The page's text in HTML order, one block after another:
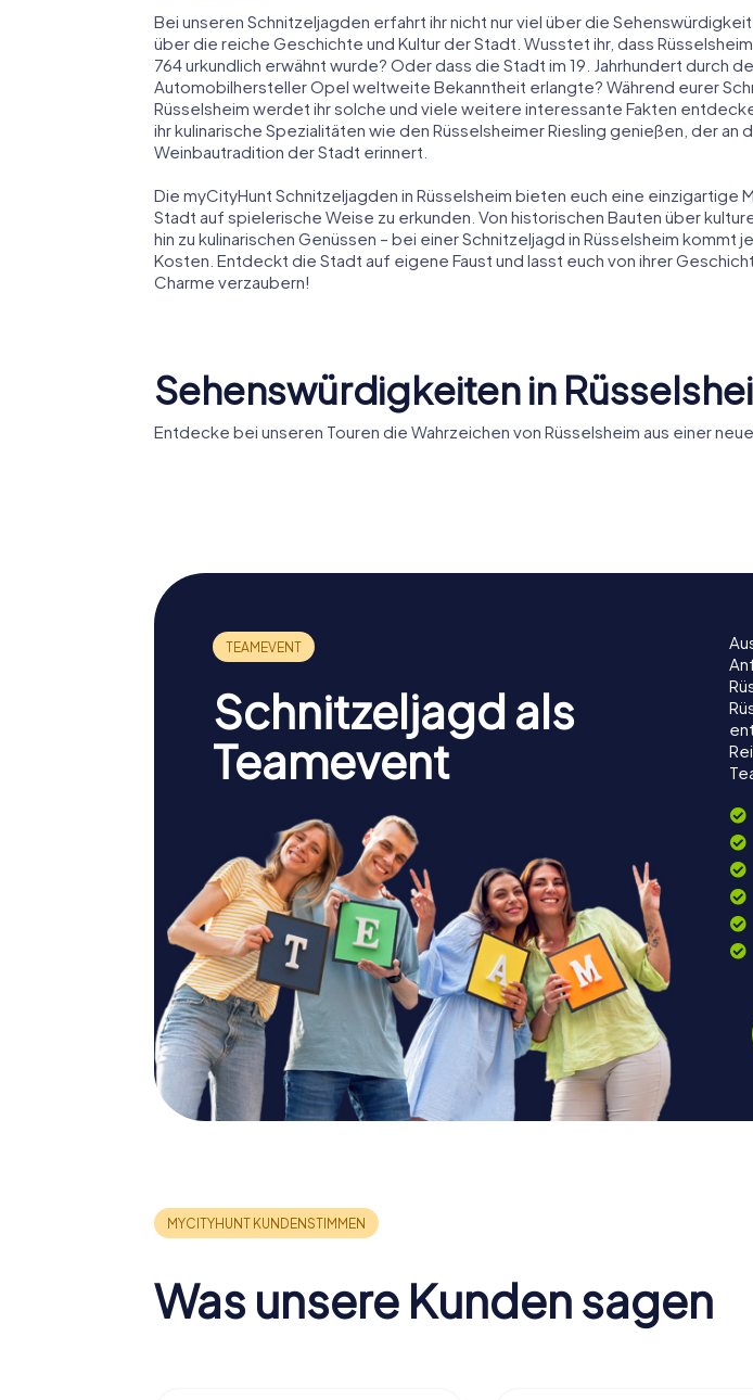
Bei unseren Schnitzeljagden erfahrt ihr nicht nur viel über die
über die reiche Geschichte und Kultur der Stadt. Wusstet ihr, dass
764 urkundlich erwähnt wurde? Oder dass die Stadt im 19. Jahrhundert durch
Automobilhersteller Opel weltweite Bekanntheit erlangte? Während eurer
Rüsselsheim werdet ihr solche und viele weitere interessante Fakten
ihr kulinarische Spezialitäten wie den Rüsselsheimer Riesling genießen, der an
Weinbautradition der Stadt erinnert.
Die myCityHunt Schnitzeljagden in Rüsselsheim bieten euch eine einzigartige
Stadt auf spielerische Weise zu erkunden. Von historischen Bauten über
hin zu kulinarischen Genüssen – bei einer Schnitzeljagd in Rüsselsheim kommt
Kosten. Entdeckt die Stadt auf eigene Faust und lasst euch von ihrer
Charme verzaubern!
Sehenswürdigkeiten in
Entdecke bei unseren Touren die Wahrzeichen von Rüsselsheim aus einer
Schnitzeljagd als
Teamevent
Was unsere Kunden sagen